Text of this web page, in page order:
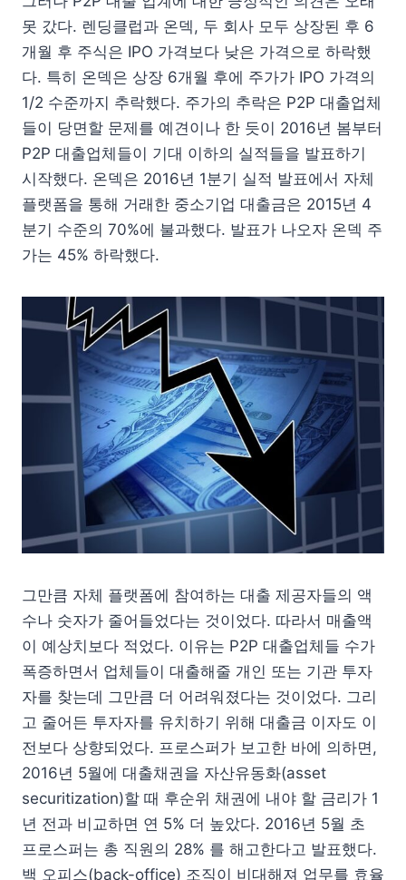
못 갔다. 렌딩클럽과 온덱, 두 회사 모두 상장된 후 6
개월 후 주식은 IPO 가격보다 낮은 가격으로 하락했
다. 특히 온덱은 상장 6개월 후에 주가가 IPO 가격의
1/2 수준까지 추락했다. 주가의 추락은 P2P 대출업체
들이 당면할 문제를 예견이나 한 듯이 2016년 봄부터
P2P 대출업체들이 기대 이하의 실적들을 발표하기
시작했다. 온덱은 2016년 1분기 실적 발표에서 자체
플랫폼을 통해 거래한 중소기업 대출금은 2015년 4
분기 수준의 70%에 불과했다. 발표가 나오자 온덱 주
가는 45% 하락했다.
그만큼 자체 플랫폼에 참여하는 대출 제공자들의 액
수나 숫자가 줄어들었다는 것이었다. 따라서 매출액
이 예상치보다 적었다. 이유는 P2P 대출업체들 수가
폭증하면서 업체들이 대출해줄 개인 또는 기관 투자
자를 찾는데 그만큼 더 어려워졌다는 것이었다. 그리
고 줄어든 투자자를 유치하기 위해 대출금 이자도 이
전보다 상향되었다. 프로스퍼가 보고한 바에 의하면,
2016년 5월에 대출채권을 자산유동화(asset
securitization)할 때 후순위 채권에 내야 할 금리가 1
년 전과 비교하면 연 5% 더 높았다. 2016년 5월 초
프로스퍼는 총 직원의 28% 를 해고한다고 발표했다.
백 오피스(back-office) 조직이 비대해져 업무를 효율